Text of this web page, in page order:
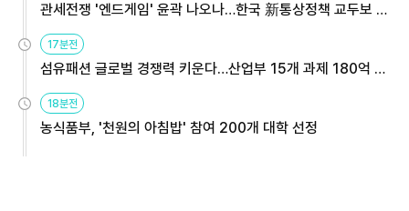
관세전쟁 '엔드게임' 윤곽 나오나…한국 新통상정책 교두보 활
17분전
섬유패션 글로벌 경쟁력 키운다…산업부 15개 과제 180억 지
18분전
농식품부, '천원의 아침밥' 참여 200개 대학 선정